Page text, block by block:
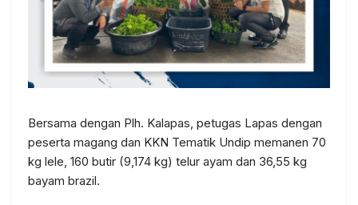
Bersama dengan Plh. Kalapas, petugas Lapas dengan
peserta magang dan KKN Tematik Undip memanen 70
kg lele, 160 butir (9,174 kg) telur ayam dan 36,55 kg
bayam brazil.